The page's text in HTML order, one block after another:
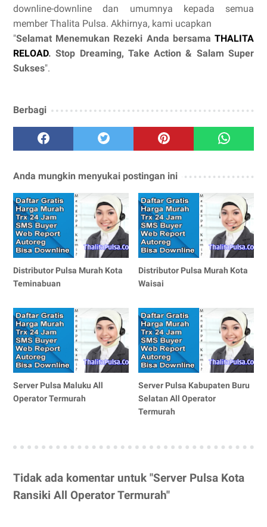
downline-downline dan umumnya kepada semua
member Thalita Pulsa. Akhirnya, kami ucapkan
"Selamat Menemukan Rezeki Anda bersama THALITA
RELOAD. Stop Dreaming, Take Action & Salam Super
Sukses".
Berbagi
Anda mungkin menyukai postingan ini
Distributor Pulsa Murah Kota
Teminabuan
Distributor Pulsa Murah Kota
Waisai
Server Pulsa Maluku All
Operator Termurah
Server Pulsa Kabupaten Buru
Selatan All Operator
Termurah
Tidak ada komentar untuk "Server Pulsa Kota
Ransiki All Operator Termurah"